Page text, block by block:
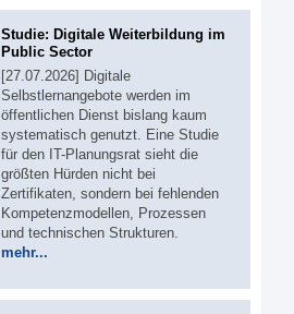
Studie: Digitale Weiterbildung im
Public Sector
[27.07.2026] Digitale
Selbstlernangebote werden im
öffentlichen Dienst bislang kaum
systematisch genutzt. Eine Studie
für den IT-Planungsrat sieht die
größten Hürden nicht bei
Zertifikaten, sondern bei fehlenden
Kompetenzmodellen, Prozessen
und technischen Strukturen.
mehr...